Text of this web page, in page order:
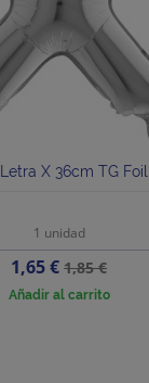
X 36cm TG Foil
1 unidad
Precio
1,65 €Precio
base
1,85 €
Añadir al carrito